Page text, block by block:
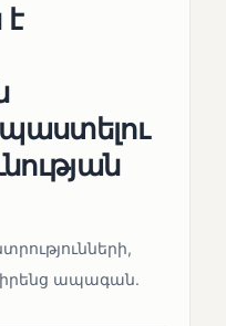
իրենց ապագան.